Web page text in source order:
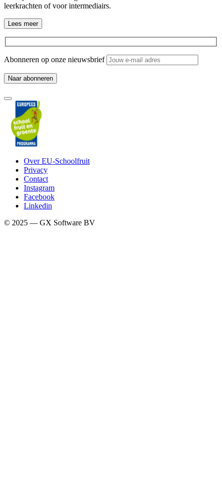
leerkrachten of voor intermediairs.
Lees meer
Abonneren op onze nieuwsbrief
Over EU-Schoolfruit
Privacy
Contact
Instagram
Facebook
Linkedin
© 2025 — GX Software BV